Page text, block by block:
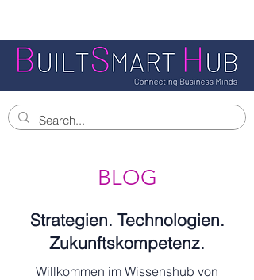
BLOG
Strategien. Technologien.
Zukunftskompetenz.
Willkommen im Wissenshub von